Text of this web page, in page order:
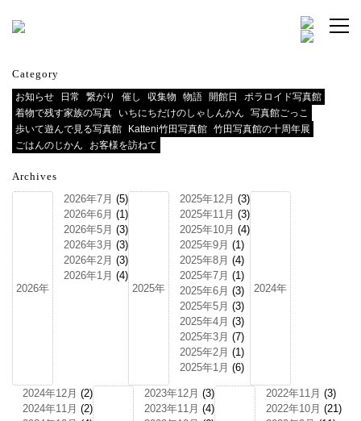
Category
お知らせ 日常 繋がり 催し 収集物 物語 開館日
ポラロイド写真館
着物で残す家族の写真
いちにちだけのしゃしんかん
写真館ごっこ
歩いて遊んで見る写真館
Katteni竹田写真館 竹田写真館の十周年展
ごはんのじかん
お客様を訪ねて
Archives
2026年
2026年7月 (5)
2026年6月 (1)
2026年5月 (3)
2026年3月 (3)
2026年2月 (3)
2026年1月 (4)
2025年
2025年12月 (3)
2025年11月 (3)
2025年10月 (4)
2025年9月 (1)
2025年8月 (4)
2025年7月 (1)
2025年6月 (3)
2025年5月 (3)
2025年4月 (3)
2025年3月 (7)
2025年2月 (1)
2025年1月 (6)
2024年
2024年12月 (2)
2024年11月 (2)
2023年12月 (3)
2023年11月 (4)
2022年11月 (3)
2022年10月 (21)